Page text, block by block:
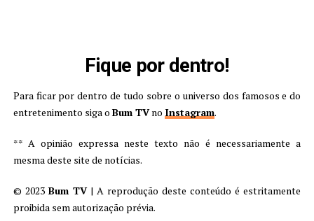
Fique por dentro!
Para ficar por dentro de tudo sobre o universo dos famosos e do
entretenimento siga o Bum TVno Instagram.
** A opinião expressa neste texto não é necessariamente a
mesma deste site de notícias.
© 2023 Bum TV| A reprodução deste conteúdo é estritamente
proibida sem autorização prévia.